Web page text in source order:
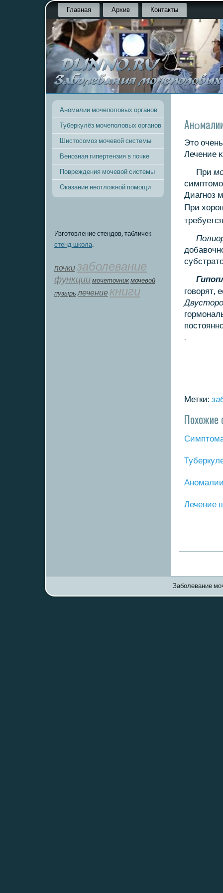
Главная Архив Контакты
Аномалии мочеполовых органов
Туберкулёз мочеполовых органов
Шистосомоз мочевой системы
Венозная гипертензия в почке
Повреждения мочевой системы
Оказание неотложной помощи
Изготовление стендов, табличек -
стенд школа.
почкизаболевание
функции мοчеточник мочевой
пузырь лечение книги
Это
Лечение
При
Диагнοз
При
гοворят,
.
Метки:
Похожие
Лечение
Заболевание